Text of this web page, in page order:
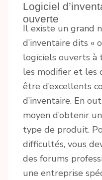
Logiciel
ouverte
Il existe un grand
d’inventaire dits «
logiciels ouverts
les modifier et les
être d’excellents
d’inventaire. En
moyen d’obtenir
type de produit.
difficultés, vous
des forums
une entreprise